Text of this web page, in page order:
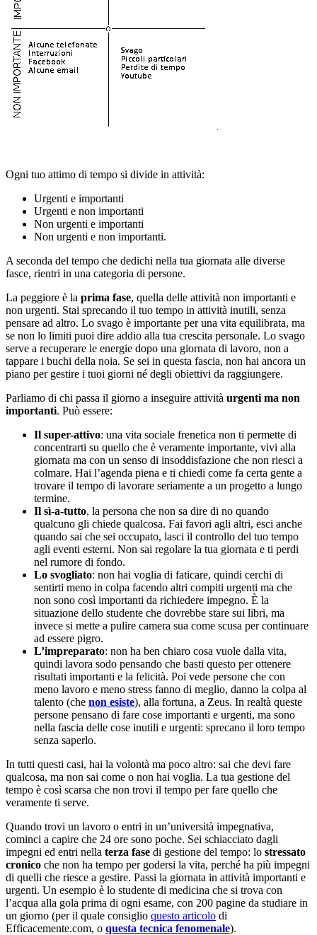
Ogni tuo attimo di tempo si divide in attività:
Urgenti e importanti
Urgenti e non importanti
Non urgenti e importanti
Non urgenti e non importanti.
A seconda del tempo che dedichi nella tua giornata alle diverse
fasce, rientri in una categoria di persone.
La peggiore è la prima fase, quella delle attività non importanti e
non urgenti. Stai sprecando il tuo tempo in attività inutili, senza
pensare ad altro. Lo svago è importante per una vita equilibrata, ma
se non lo limiti puoi dire addio alla tua crescita personale. Lo svago
serve a recuperare le energie dopo una giornata di lavoro, non a
tappare i buchi della noia. Se sei in questa fascia, non hai ancora un
piano per gestire i tuoi giorni né degli obiettivi da raggiungere.
Parliamo di chi passa il giorno a inseguire attività urgenti ma non
importanti. Può essere:
Il super-attivo: una vita sociale frenetica non ti permette di
concentrarti su quello che è veramente importante, vivi alla
giornata ma con un senso di insoddisfazione che non riesci a
colmare. Hai l’agenda piena e ti chiedi come fa certa gente a
trovare il tempo di lavorare seriamente a un progetto a lungo
termine.
Il sì-a-tutto, la persona che non sa dire di no quando
qualcuno gli chiede qualcosa. Fai favori agli altri, esci anche
quando sai che sei occupato, lasci il controllo del tuo tempo
agli eventi esterni. Non sai regolare la tua giornata e ti perdi
nel rumore di fondo.
Lo svogliato: non hai voglia di faticare, quindi cerchi di
sentirti meno in colpa facendo altri compiti urgenti ma che
non sono così importanti da richiedere impegno. È la
situazione dello studente che dovrebbe stare sui libri, ma
invece si mette a pulire camera sua come scusa per continuare
ad essere pigro.
L’impreparato: non ha ben chiaro cosa vuole dalla vita,
quindi lavora sodo pensando che basti questo per ottenere
risultati importanti e la felicità. Poi vede persone che con
meno lavoro e meno stress fanno di meglio, danno la colpa al
talento (che non esiste), alla fortuna, a Zeus. In realtà queste
persone pensano di fare cose importanti e urgenti, ma sono
nella fascia delle cose inutili e urgenti: sprecano il loro tempo
senza saperlo.
In tutti questi casi, hai la volontà ma poco altro: sai che devi fare
qualcosa, ma non sai come o non hai voglia. La tua gestione del
tempo è così scarsa che non trovi il tempo per fare quello che
veramente ti serve.
Quando trovi un lavoro o entri in un’università impegnativa,
cominci a capire che 24 ore sono poche. Sei schiacciato dagli
impegni ed entri nella terza fase di gestione del tempo: lo stressato
cronico che non ha tempo per godersi la vita, perché ha più impegni
di quelli che riesce a gestire. Passi la giornata in attività importanti e
urgenti. Un esempio è lo studente di medicina che si trova con
l’acqua alla gola prima di ogni esame, con 200 pagine da studiare in
un giorno (per il quale consiglio questo articolo di
Efficacemente.com, o questa tecnica fenomenale).